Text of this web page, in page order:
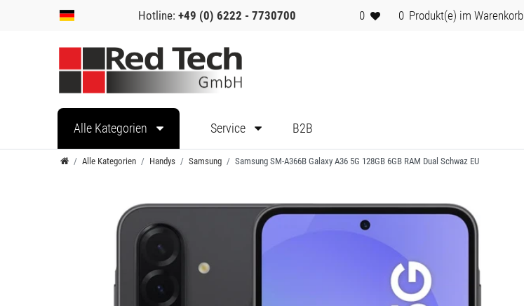
Hotline:+49 (0) 6222 - 7730700 0 0 Produkt(e) im Warenkorb
Alle Kategorien Service B2B
Alle Kategorien Handys Samsung Samsung SM-A366B Galaxy A36 5G 128GB 6GB RAM Dual Schwaz EU